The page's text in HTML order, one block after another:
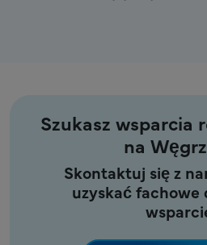
Szukasz wsparcia
na
Skontaktuj się z
uzyskać fachowe